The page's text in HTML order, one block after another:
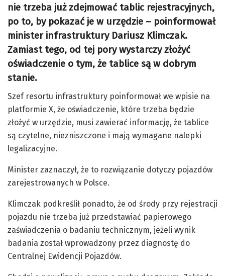
nie trzeba już zdejmować tablic rejestracyjnych,
po to, by pokazać je w urzędzie – poinformował
minister infrastruktury Dariusz Klimczak.
Zamiast tego, od tej pory wystarczy złożyć
oświadczenie o tym, że tablice są w dobrym
stanie.
Szef resortu infrastruktury poinformował we wpisie na
platformie X, że oświadczenie, które trzeba będzie
złożyć w urzędzie, musi zawierać informację, że tablice
są czytelne, niezniszczone i mają wymagane nalepki
legalizacyjne.
Minister zaznaczył, że to rozwiązanie dotyczy pojazdów
zarejestrowanych w Polsce.
Klimczak podkreślił ponadto, że od środy przy rejestracji
pojazdu nie trzeba już przedstawiać papierowego
zaświadczenia o badaniu technicznym, jeżeli wynik
badania został wprowadzony przez diagnostę do
Centralnej Ewidencji Pojazdów.